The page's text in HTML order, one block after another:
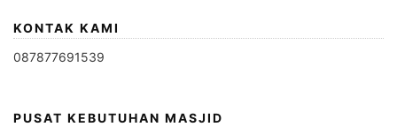
KONTAK KAMI
087877691539
PUSAT KEBUTUHAN MASJID